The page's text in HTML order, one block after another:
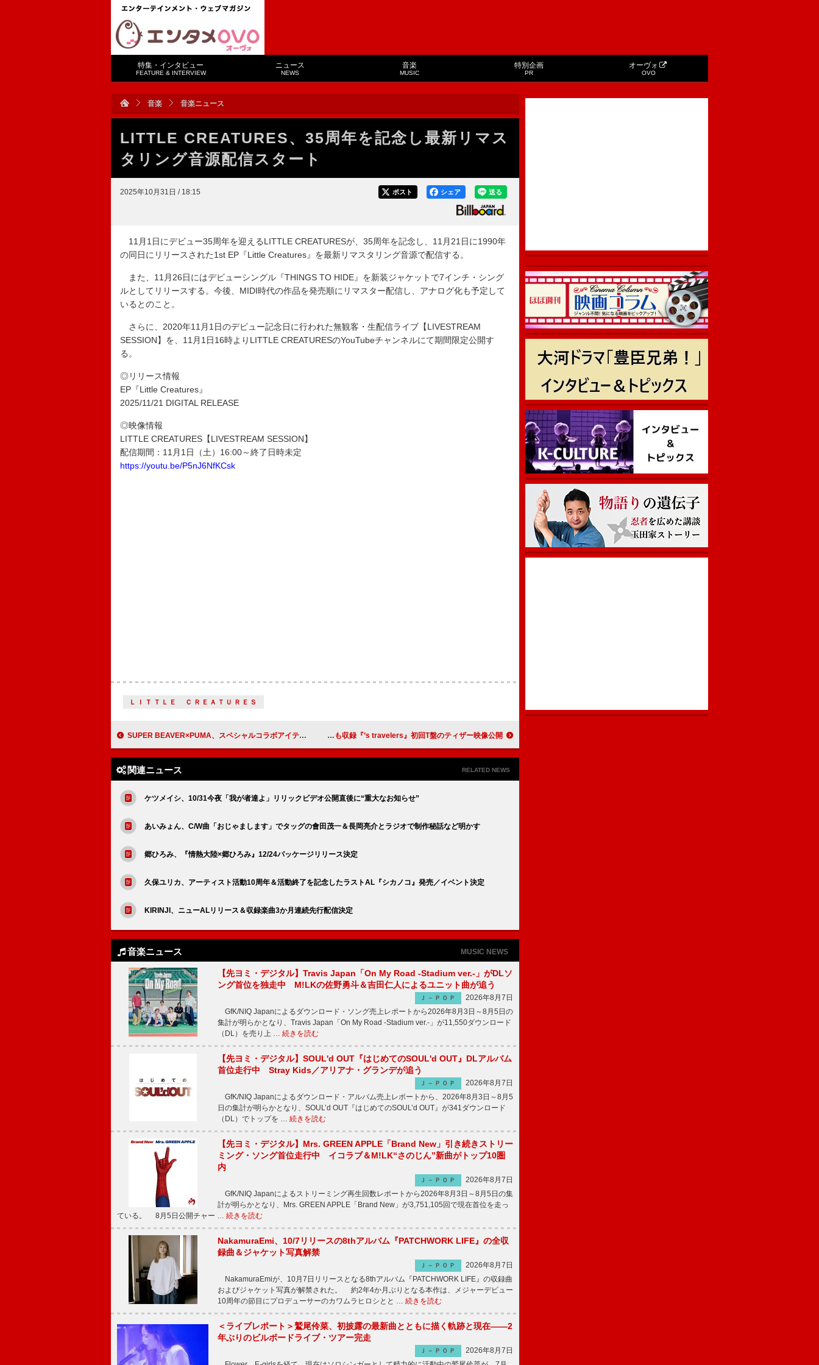
特集・インタビュー
FEATURE & INTERVIEW
ニュース
NEWS
音楽
MUSIC
特別企画
PR
オーヴォ
OVO
音楽 音楽ニュース
LITTLE CREATURES、35周年を記念し最新リマス
タリング音源配信スタート
2025年10月31日 / 18:15 送る
シェア
ポスト
11月1日にデビュー35周年を迎えるLITTLE CREATURESが、35周年を記念し、11月21日に1990年
の同日にリリースされた1st EP『Little Creatures』を最新リマスタリング音源で配信する。
また、11月26日にはデビューシングル『THINGS TO HIDE』を新装ジャケットで7インチ・シング
ルとしてリリースする。今後、MIDI時代の作品を発売順にリマスター配信し、アナログ化も予定して
いるとのこと。
さらに、2020年11月1日のデビュー記念日に行われた無観客・生配信ライブ【LIVESTREAM
SESSION】を、11月1日16時よりLITTLE CREATURESのYouTubeチャンネルにて期間限定公開す
る。
◎リリース情報
EP『Little Creatures』
2025/11/21 DIGITAL RELEASE
◎映像情報
LITTLE CREATURES【LIVESTREAM SESSION】
配信期間：11月1日（土）16:00～終了日時未定
https://youtu.be/P5nJ6NfKCsk
ＬＩＴＴＬＥ ＣＲＥＡＴＵＲＥＳ
SUPER BEAVER×PUMA、スペシャルコラボアイテム販売決定 Travis Japan、ダンスビデオやバラエティも収録『’s travelers』初回T盤のティザー映像公開
関連ニュース RELATED NEWS
ケツメイシ、10/31今夜「我が者達よ」リリックビデオ公開直後に“重大なお知らせ”
あいみょん、C/W曲「おじゃまします」でタッグの會田茂一＆長岡亮介とラジオで制作秘話など明かす
郷ひろみ、『情熱大陸×郷ひろみ』12/24パッケージリリース決定
久保ユリカ、アーティスト活動10周年＆活動終了を記念したラストAL『シカノコ』発売／イベント決定
KIRINJI、ニューALリリース＆収録楽曲3か月連続先行配信決定
音楽ニュース MUSIC NEWS
【先ヨミ・デジタル】Travis Japan「On My Road -Stadium ver.-」がDLソ
ング首位を独走中 M!LKの佐野勇斗＆吉田仁人によるユニット曲が追う
Ｊ－ＰＯＰ
2026年8月7日
GfK/NIQ Japanによるダウンロード・ソング売上レポートから2026年8月3日～8月5日の
集計が明らかとなり、Travis Japan「On My Road -Stadium ver.-」が11,550ダウンロード
（DL）を売り上 … 続きを読む
【先ヨミ・デジタル】SOUL'd OUT『はじめてのSOUL'd OUT』DLアルバム
首位走行中 Stray Kids／アリアナ・グランデが追う
Ｊ－ＰＯＰ
2026年8月7日
GfK/NIQ Japanによるダウンロード・アルバム売上レポートから、2026年8月3日～8月5
日の集計が明らかとなり、SOUL’d OUT『はじめてのSOUL’d OUT』が341ダウンロード
（DL）でトップを … 続きを読む
【先ヨミ・デジタル】Mrs. GREEN APPLE「Brand New」引き続きストリー
ミング・ソング首位走行中 イコラブ＆M!LK“さのじん”新曲がトップ10圏
内
Ｊ－ＰＯＰ
2026年8月7日
GfK/NIQ Japanによるストリーミング再生回数レポートから2026年8月3日～8月5日の集
計が明らかとなり、Mrs. GREEN APPLE「Brand New」が3,751,105回で現在首位を走っ
ている。 8月5日公開チャー … 続きを読む
NakamuraEmi、10/7リリースの8thアルバム『PATCHWORK LIFE』の全収
録曲＆ジャケット写真解禁
Ｊ－ＰＯＰ
2026年8月7日
NakamuraEmiが、10月7日リリースとなる8thアルバム『PATCHWORK LIFE』の収録曲
およびジャケット写真が解禁された。 約2年4か月ぶりとなる本作は、メジャーデビュー
10周年の節目にプロデューサーのカワムラヒロシとと … 続きを読む
＜ライブレポート＞鷲尾伶菜、初披露の最新曲とともに描く軌跡と現在――2
年ぶりのビルボードライブ・ツアー完走
Ｊ－ＰＯＰ
2026年8月7日